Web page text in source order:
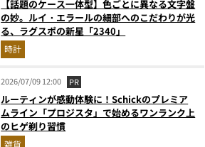
【話題のケース一体型】色ごとに異なる文字盤
の妙。ルイ・エラールの細部へのこだわりが光
る、ラグスポの新星「2340」
時計
2026/07/09 12:00 PR
ルーティンが感動体験に！Schickのプレミア
ムライン「プロジスタ」で始めるワンランク上
のヒゲ剃り習慣
雑貨